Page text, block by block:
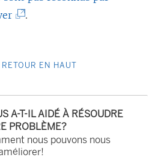
(
l
n
s
’
.
RETOUR EN HAUT
A-T-IL AIDÉ À RÉSOUDRE
PROBLÈME?
nous pouvons nous